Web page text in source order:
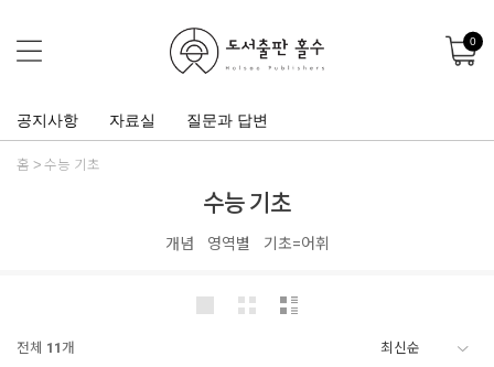
0
공지사항 자료실 질문과 답변
홈 수능 기초
수능 기초
개념 영역별 기초=어휘
전체 11개